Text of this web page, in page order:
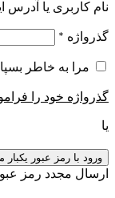
نام کاربری یا آدرس
گذرواژه *
مرا به خاطر
گذرواژه خود را
یا
ورود با رمز عبور
ارسال مجدد رمز